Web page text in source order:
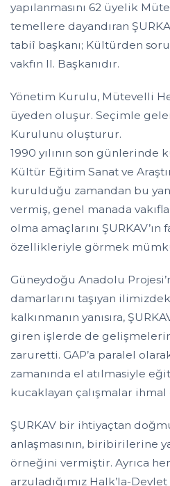
yapılanmasını 62 üyelik
temellere dayandıran
tabiî başkanı; Kültürden
vakfın II. Başkanıdır.
Yönetim Kurulu, Mütevelli
üyeden oluşur. Seçimle
Kurulunu oluşturur.
1990 yılının son günlerinde
Kültür Eğitim Sanat ve
kurulduğu zamandan bu
vermiş, genel manada
olma amaçlarını
özellikleriyle görmek
Güneydoğu Anadolu
damarlarını taşıyan
kalkınmanın yanısıra,
giren işlerde de
zaruretti. GAP’a paralel
zamanında el atılmasiyle
kucaklayan çalışmalar
ŞURKAV bir ihtiyaçtan
anlaşmasının, biribirilerine
örneğini vermiştir. Ayrıca her
arzuladığımız Halk’la-